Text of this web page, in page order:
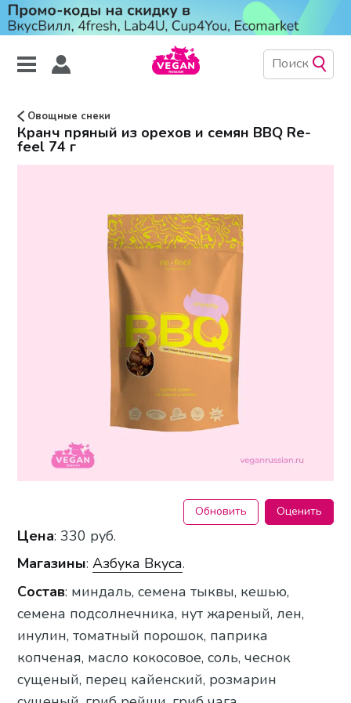
Овощные снеки
Кранч пряный из орехов и семян BBQ Re-
feel 74 г
Обновить Оценить
Цена: 330 руб.
Магазины:Азбука Вкуса.
Состав: миндаль, семена тыквы, кешью,
семена подсолнечника, нут жареный, лен,
инулин, томатный порошок, паприка
копченая, масло кокосовое, соль, чеснок
сущеный, перец кайенский, розмарин